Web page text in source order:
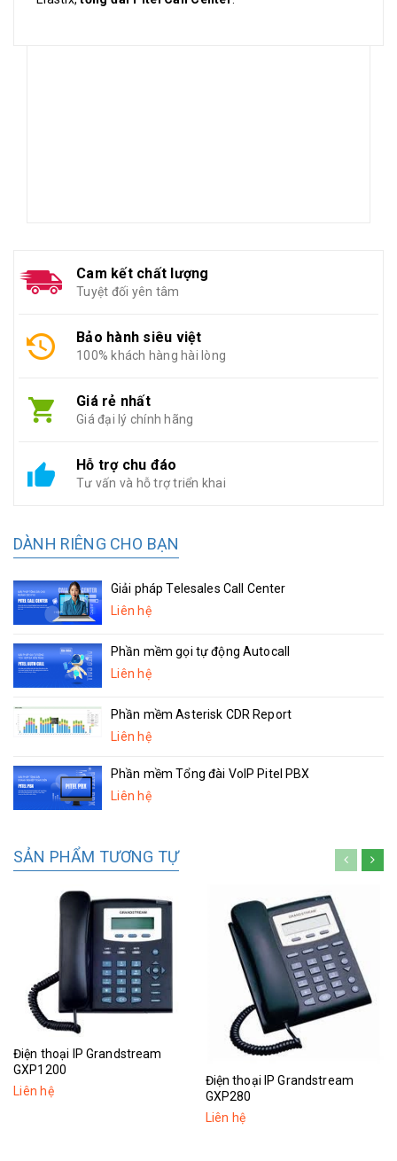
Cam kết chất lượng
Tuyệt đối yên tâm
Bảo hành siêu việt
100% khách hàng hài lòng
Giá rẻ nhất
Giá đại lý chính hãng
Hỗ trợ chu đáo
Tư vấn và hỗ trợ triển khai
DÀNH RIÊNG CHO BẠN
Giải pháp Telesales Call Center
Liên hệ
Phần mềm gọi tự động Autocall
Liên hệ
Phần mềm Asterisk CDR Report
Liên hệ
Phần mềm Tổng đài VoIP Pitel PBX
Liên hệ
SẢN PHẨM TƯƠNG TỰ
Điện thoại IP Grandstream
GXP1200
Liên hệ
Điện thoại IP Grandstream
GXP280
Liên hệ